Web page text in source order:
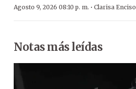
Agosto 9, 2026 08:10 p. m. · Clarisa Enciso
Notas más leídas